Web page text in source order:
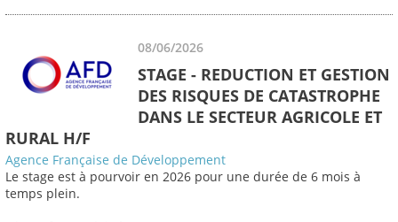
08/06/2026
STAGE - REDUCTION ET GESTION
DES RISQUES DE CATASTROPHE
DANS LE SECTEUR AGRICOLE ET
RURAL H/F
Agence Française de Développement
Le stage est à pourvoir en 2026 pour une durée de 6 mois à
temps plein.